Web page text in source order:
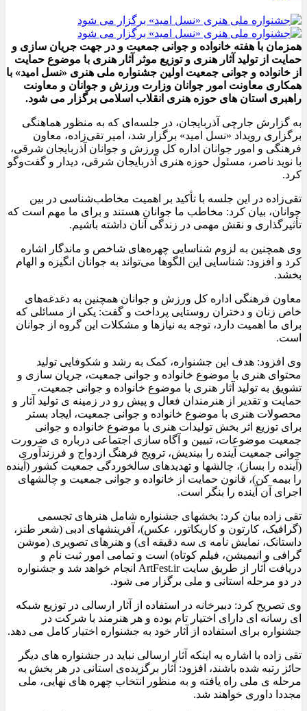
همزمان با هفته خانواده و جوانی جمعیت و در جهت جریان سازی و
حمایت از تولید آثار هنری و توزیع موثر آثار هنری با موضوع حمایت
از خانواده و جوانی جمعیت اولین جشنواره ملی هنری «نسل امید» با
همکاری معاونت امور جوانان وزارت ورزش و جوانان و معاونت
راهبری استان های حوزه هنری انقلاب اسلامی برگزار می شود.
به گزارش جارچی آذربایجان، در جلسه‌ای که به منظور هماهنگی
برگزاری رویداد «نسل امید» برگزار شد، امیر تقی‌زاده، معاون
فرهنگی و امور جوانان اداره کل ورزش و جوانان آذربایجان شرقی،
با نوید ناصر، مسئول حوزه هنری آذربایجان شرقی، دیدار و گفت‌وگو
کرد.
تقی‌زاده در این جلسه با تأکید بر اهمیت مخاطب‌شناسی در بین
جوانان، بیان کرد: مخاطب ما جوانان هستند و برای ما مهم است که
تأثیرگذاری و نقش مهمی در زندگی آنان داشته باشیم.
وی همچنین به لزوم شناسایی چهره‌های شاخص و ماندگار اشاره
کرد و افزود: شناسایی این الگوها می‌تواند به جوانان انگیزه و الهام
بخشد.
معاون فرهنگی اداره کل ورزش و جوانان همچنین به دغدغه‌های
خاص زنان و دختران روستایی پرداخت و گفت: یکی از مسائلی که
برای ما اهمیت دارد، توجه به نیازها و مشکلات این گروه از جوانان
است.
وی افزود: هدف این جشنواره، کمک به رشد و شکوفایی تولید
محتوای هنری با موضوع خانواده و جوانی جمعیت، جریان سازی و
تشویق به تولید آثار هنری با موضوع خانواده و جوانی جمعیت،
حمایت و تقدیر از هنرمندان فعال و پیش رو در زمینه ی تولید آثار و
محصولات هنری با موضوع خانواده و جوانی جمعیت، ایجاد بستر
برای توزیع اثر بخش تولیدات هنری با موضوع خانواده و جوانی
جمعیت موضوعات، تبیین و آگاه سازی اجتماعی درباره ی ضرورت
جوانی جمعیت آینده را بیندیش، ترویج فرهنگ ازدواج و فرزندآوری
(آینده را بساز)، چالشها و تهدیدهای سالخوردگی جمعیت کشور (آینده
را بیمه کن)، قانون حمایت از خانواده و جوانی جمعیت و چالشهای
اجرای آن آینده را بنگر است.
تقی زاده بیان کرد: بخشهای جشنواره شامل هنرهای تجسمی
(گرافیک، کارتون و کاریکاتور، عکس)، آفرینشهای ادبی (شعر طنز،
داستانک، نمایش نامه ی سه دقیقه ای) و هنرهای تصویری (موشن
گرافی و انیمیشن، فیلم کوتاه) است و تمامی امور ثبت نام و
دریافت آثار از طریق سایت ArtFest.ir انجام خواهد شد و جشنواره
در دو مرحله استانی و ملی برگزار می شود.
وی تصریح کرد: دبیرخانه در استفاده از آثار ارسالی در توزیع شبکه
ای رسانه ای دارای اختیار تام بوده و هر هنرمند با شرکت در
جشنواره برای استفاده از آثار خود به جشنواره اختیار کامل می دهد.
تقی زاده با اشاره به اینکه آثار ارسالی نباید در جشنواره های دیگر
حائز رتبه شده باشند، افزود: آثار برگزیده‌ی استانی در هر بخش به
مرحله ی ملی راه یافته و به منظور انتخاب چهره های نهایی، ملی
مجددا داوری خواهند شد.